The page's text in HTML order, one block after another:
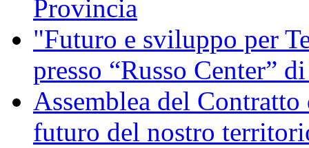
Provincia
"Futuro e sviluppo per
presso “Russo Center”
Assemblea del
futuro del nostro